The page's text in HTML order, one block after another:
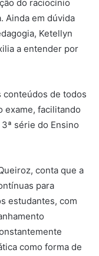
do raciocínio
Ainda em dúvida
Ketellyn
a entender por
conteúdos de todos
exame, facilitando
série do Ensino
conta que a
para
estudantes, com
como forma de